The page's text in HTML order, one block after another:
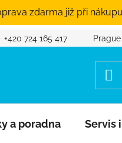
zdarma již při
+420 724 165 417
a poradna Servis